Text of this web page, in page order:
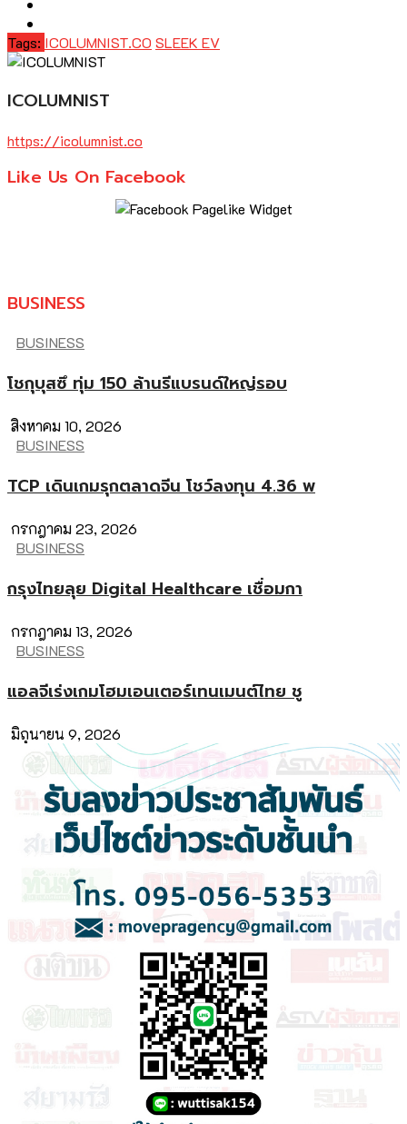
Tags: ICOLUMNIST.CO SLEEK EV
ICOLUMNIST
https://icolumnist.co
Like Us On Facebook
BUSINESS
BUSINESS
โชกุบุสซึ ทุ่ม 150 ล้านรีแบรนด์ใหญ่รอบ
สิงหาคม 10, 2026
BUSINESS
TCP เดินเกมรุกตลาดจีน โชว์ลงทุน 4.36 พ
กรกฎาคม 23, 2026
BUSINESS
กรุงไทยลุย Digital Healthcare เชื่อมกา
กรกฎาคม 13, 2026
BUSINESS
แอลจีเร่งเกมโฮมเอนเตอร์เทนเมนต์ไทย ชู
มิถุนายน 9, 2026